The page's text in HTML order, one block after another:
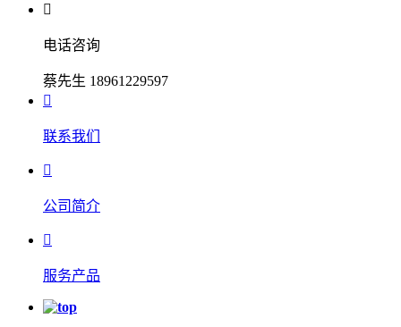

电话咨询
蔡先生 18961229597

联系我们

公司简介

服务产品